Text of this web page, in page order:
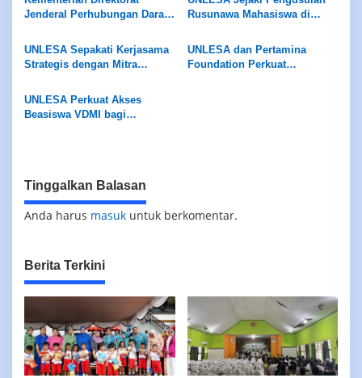
Kuliah
Jenderal Perhubungan Darat,
Terima Dokumen Usulan
Bantuan Bus Kampus
Mahasiswa UNLESA
Rusunawa Mahasiswa di
UNLESA Sepakati Kerjasama
Strategis dengan Mitra
UNLESA dan Pertamina
Foundation Perkuat
UNLESA Perkuat Akses
Beasiswa VDMI bagi
Tinggalkan Balasan
Anda harus masuk untuk berkomentar.
Berita Terkini